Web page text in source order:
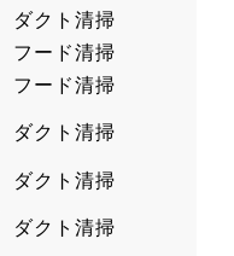
ダクト清掃
フード清掃
フード清掃
ダクト清掃
ダクト清掃
ダクト清掃